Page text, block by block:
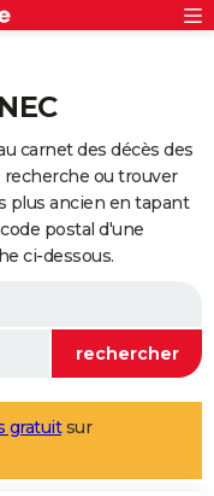
carnet des décès des
recherche ou trouver
plus ancien en tapant
postal d'une
ci-dessous.
gratuitsur